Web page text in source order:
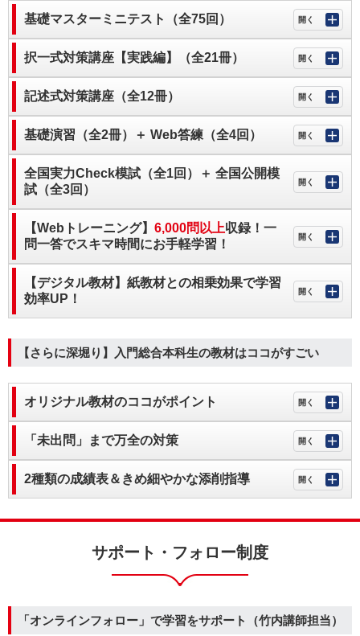
基礎マスターミニテスト（全75回）
択一式対策講座【実践編】（全21冊）
記述式対策講座（全12冊）
基礎演習（全2冊）＋ Web答練（全4回）
全国実力Check模試（全1回）＋ 全国公開模
試（全3回）
【Webトレーニング】 6,000問以上収録！一
問一答でスキマ時間にお手軽学習！
【デジタル教材】紙教材との相乗効果で学習
効率UP！
【さらに深堀り】入門総合本科生の教材はココがすごい
オリジナル教材のココがポイント
「未出問」まで万全の対策
2種類の成績表＆きめ細やかな添削指導
サポート・フォロー制度
「オンラインフォロー」で学習をサポート（竹内講師担当）